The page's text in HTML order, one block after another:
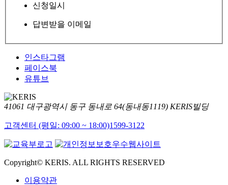
신청일시
답변받을 이메일
인스타그램
페이스북
유튜브
41061 대구광역시 동구 동내로 64(동내동1119) KERIS빌딩
고객센터 (평일: 09:00 ~ 18:00)1599-3122
Copyright© KERIS. ALL RIGHTS RESERVED
이용약관